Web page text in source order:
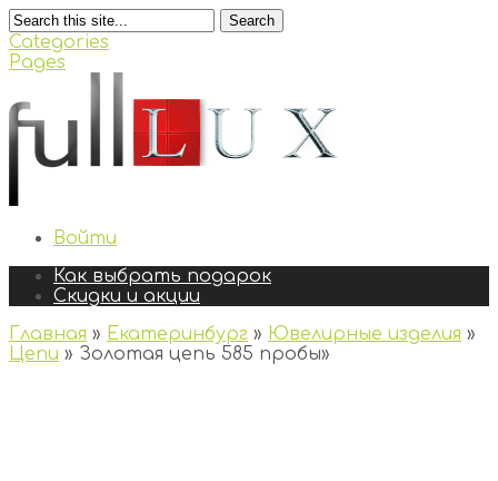
Search
Categories
Pages
Войти
Как выбрать подарок
Скидки и акции
Главная » Екатеринбург » Ювелирные изделия »
Цепи » Золотая цепь 585 пробы»